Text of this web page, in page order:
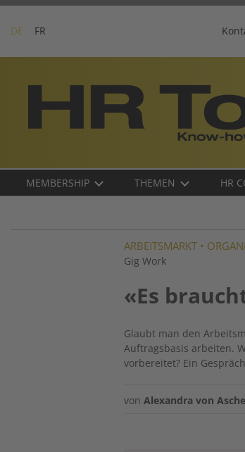
Skip
content
DE FR
Main
DE
MEMBERSHIP THEMEN HR
ARBEITSMARKT •
Gig Work
«Es
Glaubt man den
Auftragsbasis arbeiten.
vorbereitet? Ein
von Alexandra von